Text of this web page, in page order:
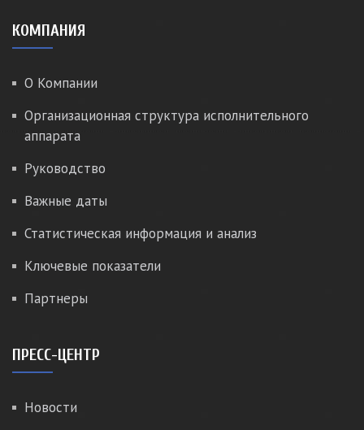
КОМПАНИЯ
О Компании
Организационная структура исполнительного
аппарата
Руководство
Важные даты
Статистическая информация и анализ
Ключевые показатели
Партнеры
ПРЕСС-ЦЕНТР
Новости